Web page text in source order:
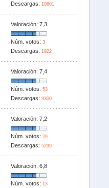
Descargas: 10601
Valoración: 7,3
Núm. votos: 3
Descargas: 1922
Valoración: 7,4
Núm. votos: 53
Descargas: 9300
Valoración: 7,2
Núm. votos: 29
Descargas: 5299
Valoración: 6,8
Núm. votos: 13